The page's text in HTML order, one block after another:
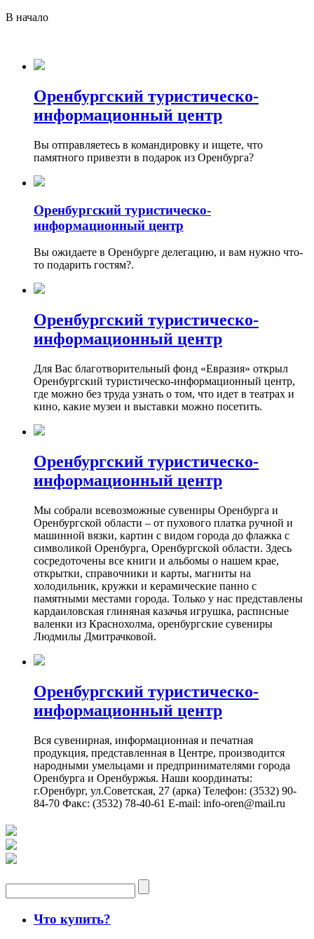
В начало
Оренбургский туристическо-
информационный центр
Вы отправляетесь в командировку и ищете, что
памятного привезти в подарок из Оренбурга?
Оренбургский туристическо-
информационный центр
Вы ожидаете в Оренбурге делегацию, и вам нужно что-
то подарить гостям?.
Оренбургский туристическо-
информационный центр
Для Вас благотворительный фонд «Евразия» открыл
Оренбургский туристическо-информационный центр,
где можно без труда узнать о том, что идет в театрах и
кино, какие музеи и выставки можно посетить.
Оренбургский туристическо-
информационный центр
Мы собрали всевозможные сувениры Оренбурга и
Оренбургской области – от пухового платка ручной и
машинной вязки, картин с видом города до флажка с
символикой Оренбурга, Оренбургской области. Здесь
сосредоточены все книги и альбомы о нашем крае,
открытки, справочники и карты, магниты на
холодильник, кружки и керамические панно с
памятными местами города. Только у нас представлены
кардаиловская глиняная казачья игрушка, расписные
валенки из Краснохолма, оренбургские сувениры
Людмилы Дмитрачковой.
Оренбургский туристическо-
информационный центр
Вся сувенирная, информационная и печатная
продукция, представленная в Центре, производится
народными умельцами и предпринимателями города
Оренбурга и Оренбуржья. Наши координаты:
г.Оренбург, ул.Советская, 27 (арка) Телефон: (3532) 90-
84-70 Факс: (3532) 78-40-61 E-mail: info-oren@mail.ru
Что купить?